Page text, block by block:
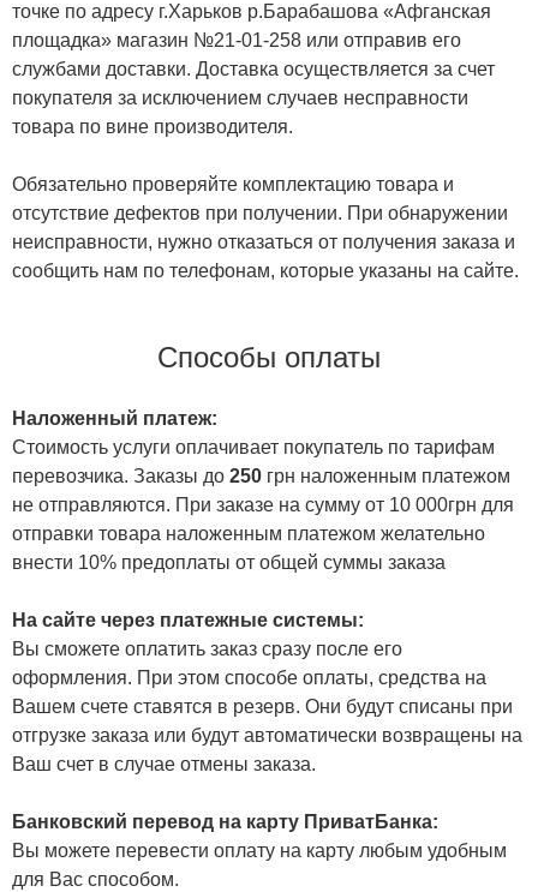
точке по адресу г.Харьков р.Барабашова «Афганская
площадка» магазин №21-01-258 или отправив его
службами доставки. Доставка осуществляется за счет
покупателя за исключением случаев несправности
товара по вине производителя.
Обязательно проверяйте комплектацию товара и
отсутствие дефектов при получении. При обнаружении
неисправности, нужно отказаться от получения заказа и
сообщить нам по телефонам, которые указаны на сайте.
Способы оплаты
Наложенный платеж:
Стоимость услуги оплачивает покупатель по тарифам
перевозчика. Заказы до 250 грн наложенным платежом
не отправляются. При заказе на сумму от 10 000грн для
отправки товара наложенным платежом желательно
внести 10% предоплаты от общей суммы заказа
На сайте через платежные системы:
Вы сможете оплатить заказ сразу после его
оформления. При этом способе оплаты, средства на
Вашем счете ставятся в резерв. Они будут списаны при
отгрузке заказа или будут автоматически возвращены на
Ваш счет в случае отмены заказа.
Банковский перевод на карту ПриватБанка:
Вы можете перевести оплату на карту любым удобным
для Вас способом.